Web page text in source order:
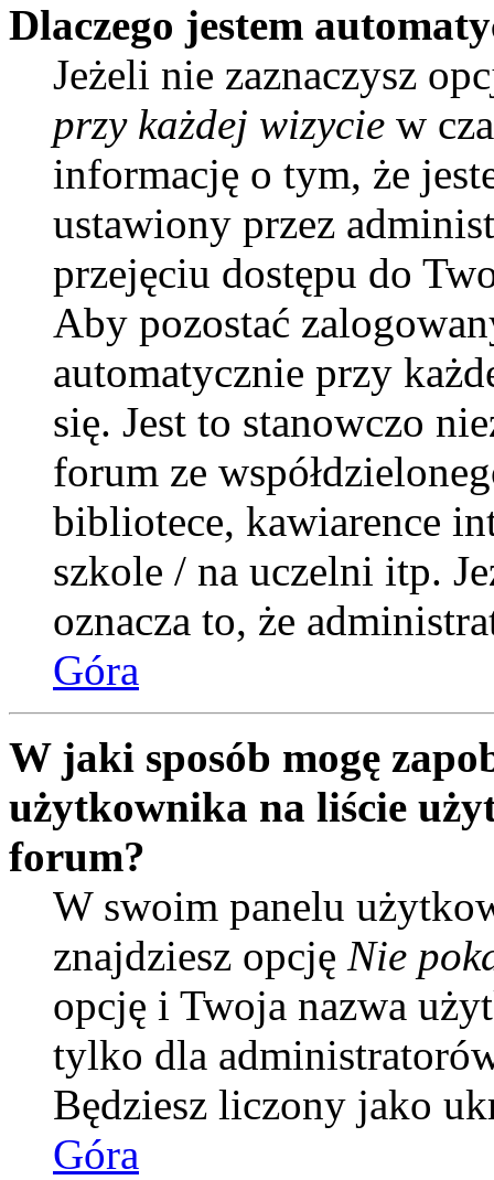
Dlaczego jestem
Jeżeli nie zaznaczysz
przy każdej wizycie w
informację o tym, że
ustawiony przez
przejęciu dostępu do
Aby pozostać
automatycznie przy
się. Jest to stanowczo
forum ze
bibliotece, kawiarence
szkole / na uczelni itp.
oznacza to, że
Góra
W jaki sposób mogę
użytkownika na liście
forum?
W swoim panelu
znajdziesz opcję Nie
opcję i Twoja nazwa
tylko dla
Będziesz liczony jako
Góra